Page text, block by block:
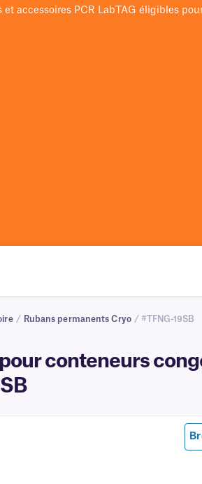
accessoires PCR LabTAG éligibles
/ Rubans permanents Cryo / #TFNG-19SB
conteneurs